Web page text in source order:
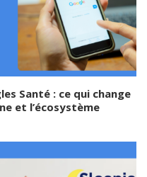
Santé : ce qui change
et l’écosystème